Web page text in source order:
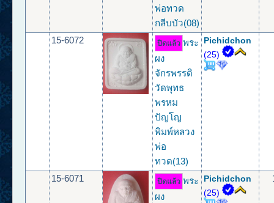
พ่อทวด
กลีบบัว(08)
15-6072 ปิดแล้ว พระ
ผง
จักรพรรดิ
วัดพุทธ
พรหม
ปัญโญ
พิมพ์หลวง
พ่อ
ทวด(13)
Pichidchon
(25)
15-6071 ปิดแล้ว พระ
ผง
Pichidchon
(25)